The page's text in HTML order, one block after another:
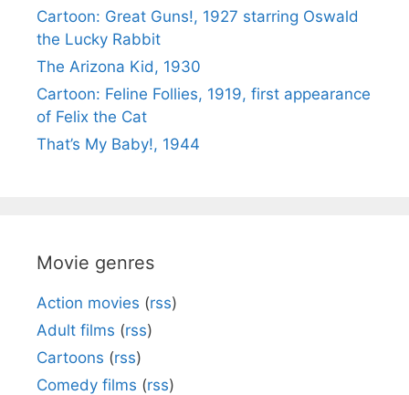
Cartoon: Great Guns!, 1927 starring Oswald
the Lucky Rabbit
The Arizona Kid, 1930
Cartoon: Feline Follies, 1919, first appearance
of Felix the Cat
That’s My Baby!, 1944
Movie genres
Action movies (rss)
Adult films (rss)
Cartoons (rss)
Comedy films (rss)